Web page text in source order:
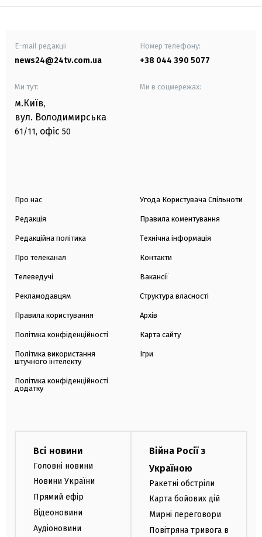
E-mail редакції
news24@24tv.com.ua
Номер телефону:
+38 044 390 5077
Ми тут:
м.Київ,
вул. Володимирська
61/11, офіс 50
Ми в соцмережах:
Про нас
Редакція
Редакційна політика
Про телеканал
Телеведучі
Рекламодавцям
Правила користування
Політика конфіденційності
Політика використання
штучного інтелекту
Політика конфіденційності
додатку
Угода Користувача Спільноти
Правила коментування
Технічна інформація
Контакти
Вакансії
Структура власності
Архів
Карта сайту
Ігри
Всі новини
Головні новини
Новини України
Прямий ефір
Відеоновини
Аудіоновини
Війна Росії з
Україною
Ракетні обстріли
Карта бойових дій
Мирні переговори
Повітряна тривога в